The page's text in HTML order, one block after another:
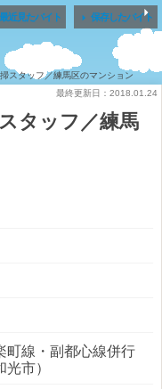
最近見たバイト  保存したバイト
スタッフ／練馬区のマンション
最終更新日：2018.01.24
タッフ／練馬
町線・副都心線併行
市）